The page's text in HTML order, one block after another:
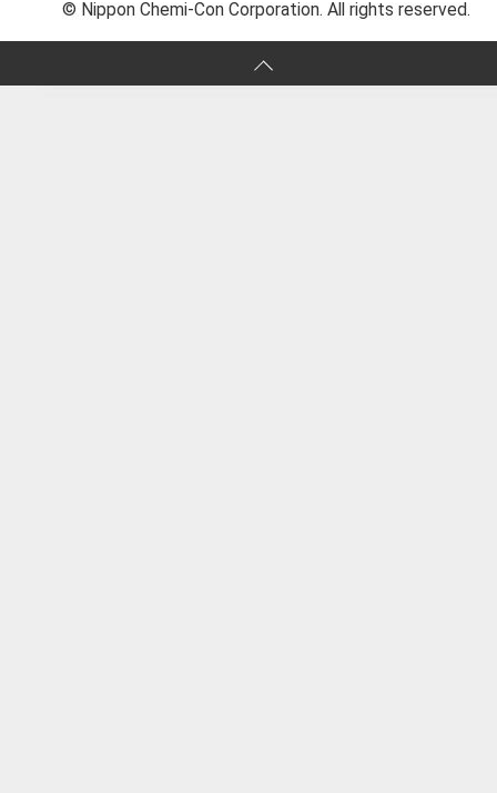
© Nippon Chemi-Con Corporation. All rights reserved.